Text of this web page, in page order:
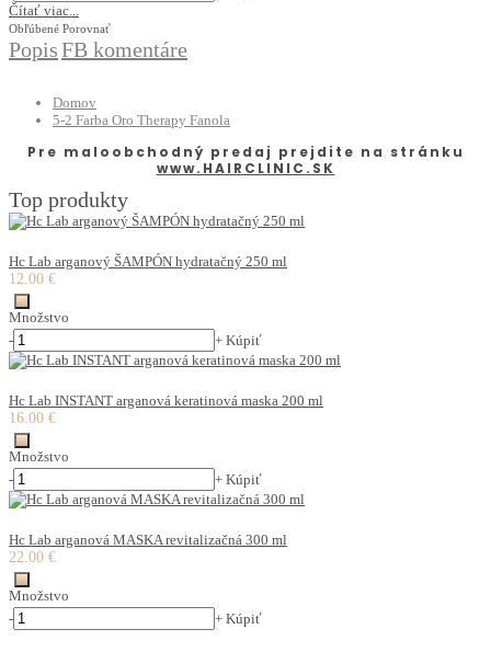
Čítať viac...
Obľúbené Porovnať
PopisFB komentáre
Domov
5-2 Farba Oro Therapy Fanola
Pre maloobchodný predaj prejdite na stránku
www.HAIRCLINIC.SK
Top produkty
Hc Lab arganový ŠAMPÓN hydratačný 250 ml
12.00 €
Množstvo
-
+ Kúpiť
Hc Lab INSTANT arganová keratinová maska 200 ml
16.00 €
Množstvo
-
+ Kúpiť
Hc Lab arganová MASKA revitalizačná 300 ml
22.00 €
Množstvo
-
+ Kúpiť